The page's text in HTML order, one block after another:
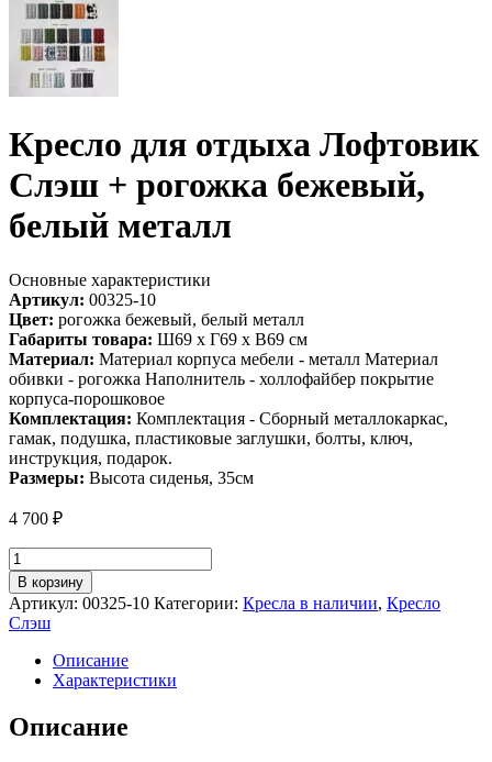
Кресло для отдыха Лофтовик
Слэш + рогожка бежевый,
белый металл
Основные характеристики
Артикул: 00325-10
Цвет: рогожка бежевый, белый металл
Габариты товара: Ш69 х Г69 х В69 см
Материал: Материал корпуса мебели - металл Материал
обивки - рогожка Наполнитель - холлофайбер покрытие
корпуса-порошковое
Комплектация: Комплектация - Сборный металлокаркас,
гамак, подушка, пластиковые заглушки, болты, ключ,
инструкция, подарок.
Размеры: Высота сиденья, 35см
4 700 ₽
Количество
товара
Кресло
для
отдыха
Лофтовик
Слэш
рогожка
бежевый,
В корзину
Артикул: 00325-10 Категории: Кресла в наличии, Кресло
Слэш
Описание
Характеристики
Описание